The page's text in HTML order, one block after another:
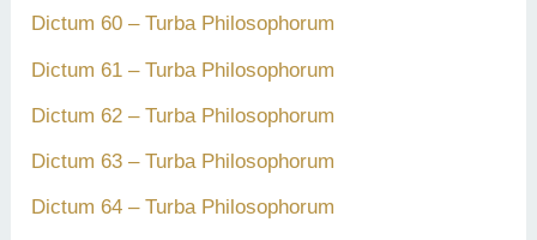
Dictum 60 – Turba Philosophorum
Dictum 61 – Turba Philosophorum
Dictum 62 – Turba Philosophorum
Dictum 63 – Turba Philosophorum
Dictum 64 – Turba Philosophorum